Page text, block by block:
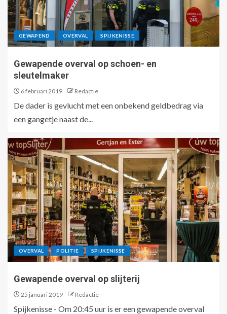
GEWAPEND OVERVAL SPIJKENISSE
Gewapende overval op schoen- en
sleutelmaker
6 februari 2019 Redactie
De dader is gevlucht met een onbekend geldbedrag via
een gangetje naast de...
OVERVAL POLITIE SPIJKENISSE
Gewapende overval op slijterij
25 januari 2019 Redactie
Spijkenisse - Om 20:45 uur is er een gewapende overval